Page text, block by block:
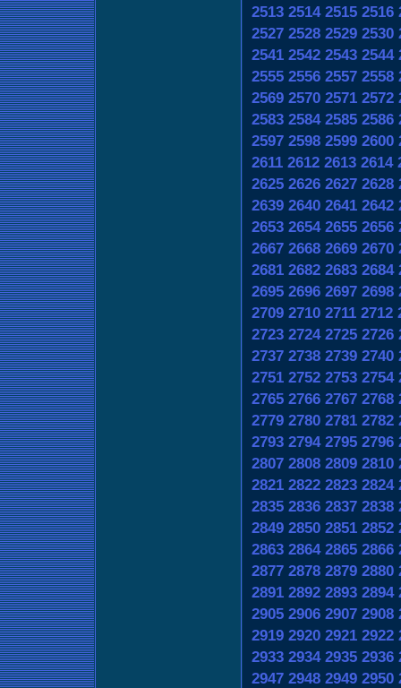
2513 2514 2515 2516
2527 2528 2529 2530
2541 2542 2543 2544
2555 2556 2557 2558
2569 2570 2571 2572
2583 2584 2585 2586
2597 2598 2599 2600
2611 2612 2613 2614
2625 2626 2627 2628
2639 2640 2641 2642
2653 2654 2655 2656
2667 2668 2669 2670
2681 2682 2683 2684
2695 2696 2697 2698
2709 2710 2711 2712
2723 2724 2725 2726
2737 2738 2739 2740
2751 2752 2753 2754
2765 2766 2767 2768
2779 2780 2781 2782
2793 2794 2795 2796
2807 2808 2809 2810
2821 2822 2823 2824
2835 2836 2837 2838
2849 2850 2851 2852
2863 2864 2865 2866
2877 2878 2879 2880
2891 2892 2893 2894
2905 2906 2907 2908
2919 2920 2921 2922
2933 2934 2935 2936
2947 2948 2949 2950